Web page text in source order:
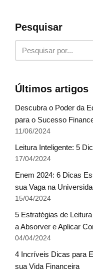
Pesquisar
Últimos artigos
Descubra o Poder da
para o Sucesso
11/06/2024
Leitura Inteligente: 5
17/04/2024
Enem 2024: 6 Dicas
sua Vaga na
15/04/2024
5 Estratégias de
a Absorver e Aplicar
04/04/2024
4 Incríveis Dicas para
sua Vida Financeira